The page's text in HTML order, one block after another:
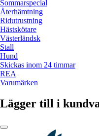
Sommarspecial
Återhämtning
Ridutrustning
Hästskötare
Västerländsk
Stall
Hund
Skickas inom 24 timmar
REA
Varumärken
Lägger till i